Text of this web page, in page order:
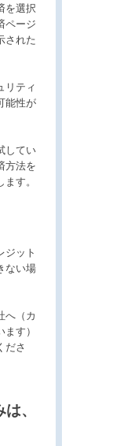
を選択
ページ
された
リティ
能性が
してい
方法を
す。
ジット
ない場
へ（カ
す）
ださ
、